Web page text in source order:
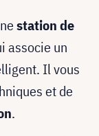
station de
associe un
Il vous
et de
.